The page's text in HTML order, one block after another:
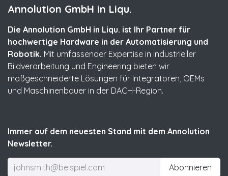
Annolution GmbH in Liqu.
Die Annolution GmbH in Liqu. ist Ihr Partner für
hochwertige Hardware in der Automatisierung und
Robotik. Mit umfassender Expertise in industrieller
Bildverarbeitung und Engineering bieten wir
maßgeschneiderte Lösungen für Integratoren, OEMs
und Maschinenbauer in der DACH-Region.
Immer auf dem neuesten Stand mit dem Annolution
Newsletter.
Abonnieren